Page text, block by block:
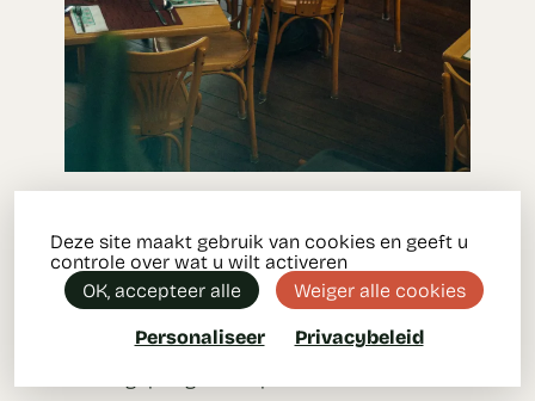
Duidelijke grafische
weergave
Met de zaalplannen in TableFever heb je in
Deze site maakt gebruik van cookies en geeft u
controle over wat u wilt activeren
OK, accepteer alle
Weiger alle cookies
Personaliseer Privacybeleid